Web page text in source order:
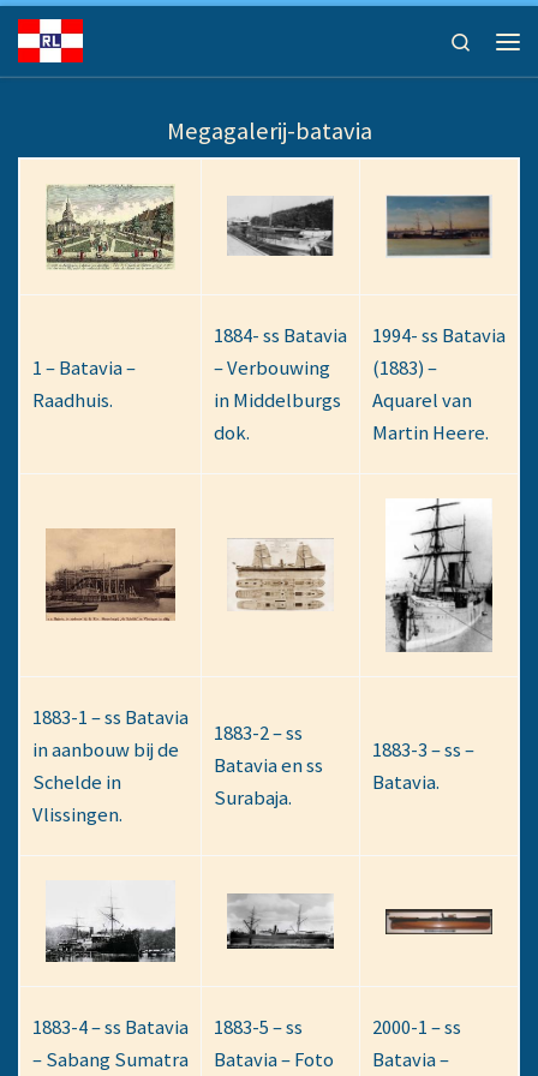
Ga naar inhoud
Search
Megagalerij-batavia
1 – Batavia –
Raadhuis.
1884- ss Batavia
– Verbouwing
in Middelburgs
dok.
1994- ss Batavia
(1883) –
Aquarel van
Martin Heere.
1883-1 – ss Batavia
in aanbouw bij de
Schelde in
Vlissingen.
1883-2 – ss
Batavia en ss
Surabaja.
1883-3 – ss –
Batavia.
1883-4 – ss Batavia
– Sabang Sumatra
1883-5 – ss
Batavia – Foto
2000-1 – ss
Batavia –